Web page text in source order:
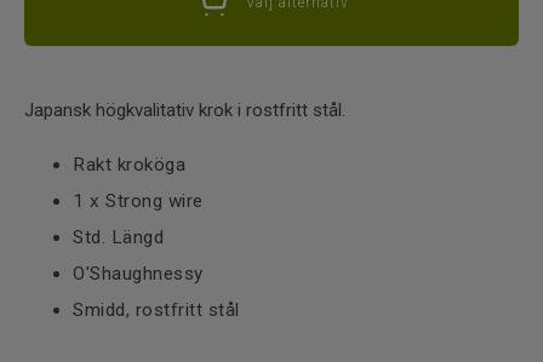
Japansk högkvalitativ krok i rostfritt stål.
Rakt kroköga
1 x Strong wire
Std. Längd
O'Shaughnessy
Smidd, rostfritt stål